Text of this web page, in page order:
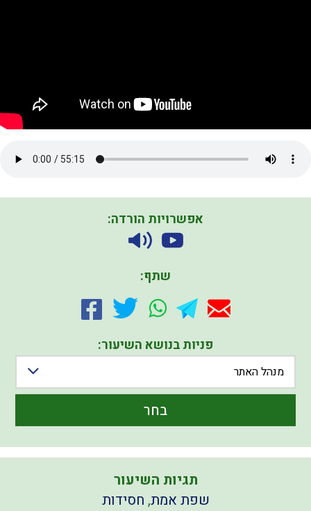
אפשרויות הורדה:
שתף:
פניות בנושא השיעור:
מנהל האתר
בחר
תגיות השיעור
שפת אמת, חסידות